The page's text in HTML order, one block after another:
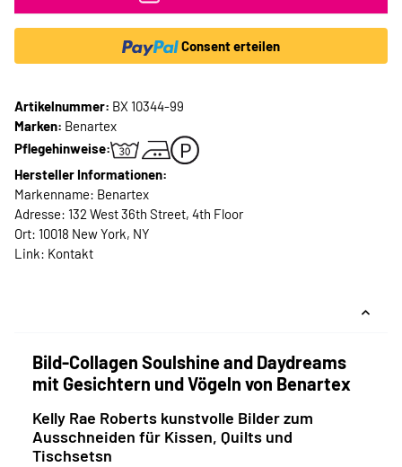
Consent erteilen
Artikelnummer: BX 10344-99
Marken: Benartex
Pflegehinweise:
Hersteller Informationen:
Markenname: Benartex
Adresse: 132 West 36th Street, 4th Floor
Ort: 10018 New York, NY
Link: Kontakt
Bild-Collagen Soulshine and Daydreams
mit Gesichtern und Vögeln von Benartex
Kelly Rae Roberts kunstvolle Bilder zum
Ausschneiden für Kissen, Quilts und
Tischsetsn